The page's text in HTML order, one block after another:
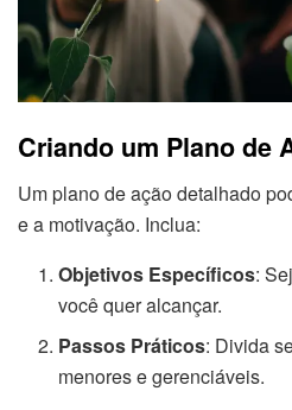
Criando um Plano de
Um plano de ação detalhado
e a motivação. Inclua:
Objetivos Específicos:
você quer alcançar.
Passos Práticos: Divida
menores e gerenciáveis.